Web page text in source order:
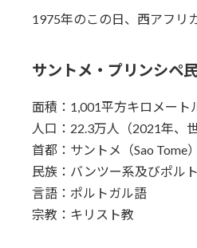
1975年のこの日、西アフリ
サントメ・プリンシペ
面積：1,001平方キロメート
人口：22.3万人（2021年、世
首都：サントメ（Sao Tome）
民族：バンツー系及びポル
言語：ポルトガル語
宗教：キリスト教